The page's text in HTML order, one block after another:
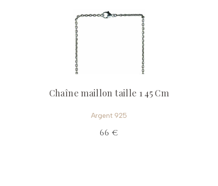
Chaîne maillon taille 1 45 Cm
Argent 925
66 €